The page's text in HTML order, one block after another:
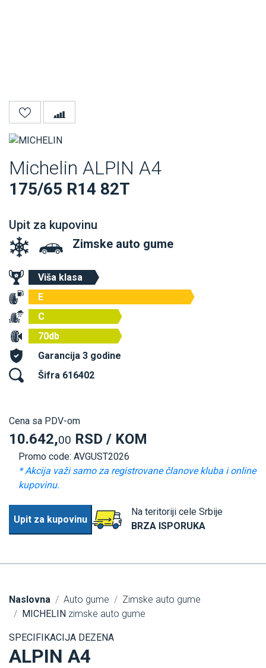
Michelin ALPIN A4
175/65 R14 82T
Upit za kupovinu
Zimske auto gume
Viša klasa
E
C
70db
Garancija 3 godine
Šifra 616402
Cena sa PDV-om
10.642,00 RSD / KOM
Promo code: AVGUST2026
* Akcija važi samo za registrovane članove kluba i online
kupovinu.
Upit za kupovinu
Na teritoriji cele Srbije
BRZA ISPORUKA
Naslovna Auto gume
Zimske auto gume
MICHELIN zimske auto gume
SPECIFIKACIJA DEZENA
ALPIN A4